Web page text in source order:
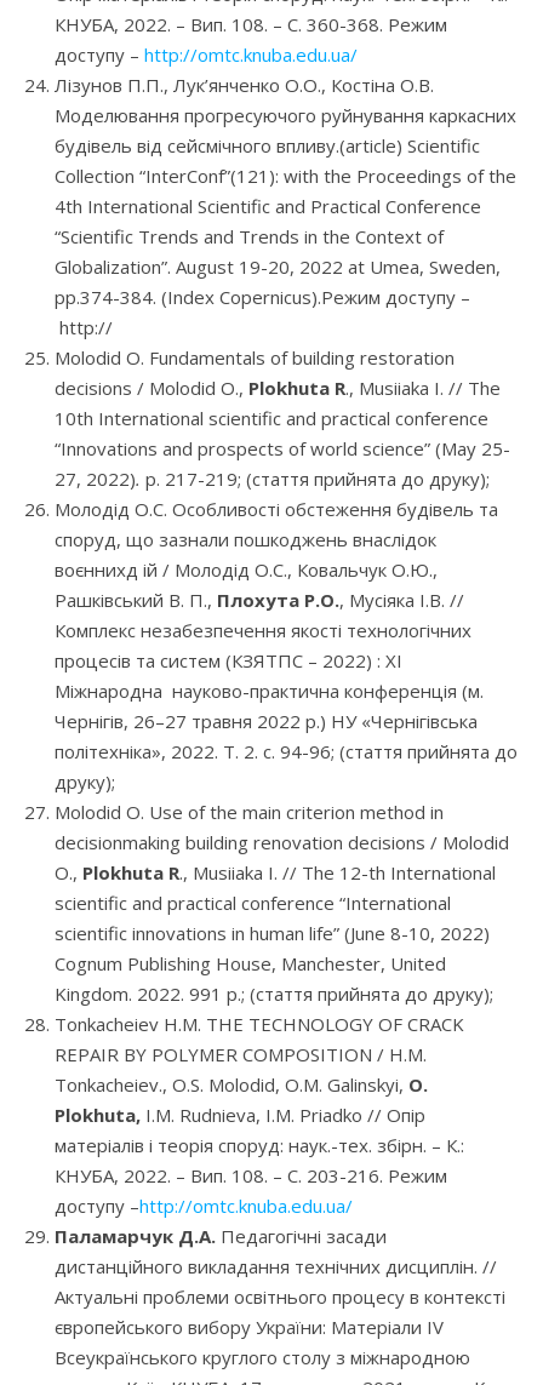
КНУБА, 2022. – Вип. 108. – С. 360-368. Режим
доступу – http://omtc.knuba.edu.ua/
Лізунов П.П., Лук’янченко О.О., Костіна О.В.
Моделювання прогресуючого руйнування каркасних
будівель від сейсмічного впливу.(article) Scientific
Collection “InterConf”(121): with the Proceedings of the
4th International Scientific and Practical Conference
“Scientific Trends and Trends in the Context of
Globalization”. August 19-20, 2022 at Umea, Sweden,
pp.374-384. (Index Copernicus).Режим доступу –
http://
Molodid O. Fundamentals of building restoration
decisions / Molodid O., Plokhuta R., Musiiaka I. // The
10th International scientific and practical conference
“Innovations and prospects of world science” (May 25-
27, 2022). р. 217-219; (cтаття прийнята до друку);
Молодід О.С. Особливості обстеження будівель та
споруд, що зазнали пошкоджень внаслідок
воєннихд ій / Молодід О.С., Ковальчук О.Ю.,
Рашківський В. П., Плохута Р.О., Мусіяка І.В. //
Комплекс незабезпечення якості технологічних
процесів та систем (КЗЯТПС – 2022) : XІ
Міжнародна науково-практична конференція (м.
Чернігів, 26–27 травня 2022 р.) НУ «Чернігівська
політехніка», 2022. Т. 2. с. 94-96; (cтаття прийнята до
друку);
Molodid O. Use of the main criterion method in
decisionmaking building renovation decisions / Molodid
O., Plokhuta R., Musiiaka I. // The 12-th International
scientific and practical conference “International
scientific innovations in human life” (June 8-10, 2022)
Cognum Publishing House, Manchester, United
Kingdom. 2022. 991 p.; (cтаття прийнята до друку);
Tonkacheiev H.M. THE TECHNOLOGY OF CRACK
REPAIR BY POLYMER COMPOSITION / H.M.
Tonkacheiev., O.S. Molodid, O.M. Galinskyi, O.
Plokhuta, I.M. Rudnieva, I.M. Priadko // Опір
матеріалів і теорія споруд: наук.-тех. збірн. – К.:
КНУБА, 2022. – Вип. 108. – С. 203-216. Режим
доступу –http://omtc.knuba.edu.ua/
Паламарчук Д.А. Педагогічні засади
дистанційного викладання технічних дисциплін. //
Актуальні проблеми освітнього процесу в контексті
європейського вибору України: Матеріали ІV
Всеукраїнського круглого столу з міжнародною